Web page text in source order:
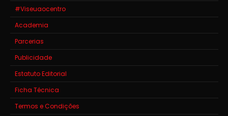
#Viseuaocentro
Academia
Parcerias
Publicidade
Estatuto Editorial
Ficha Técnica
Termos e Condições